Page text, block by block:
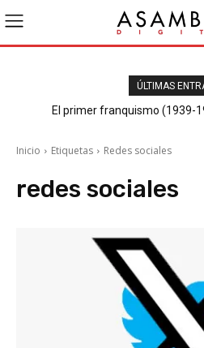
ÚLTIMAS
El primer franquismo (1939-
Inicio Etiquetas Redes sociales
redes sociales